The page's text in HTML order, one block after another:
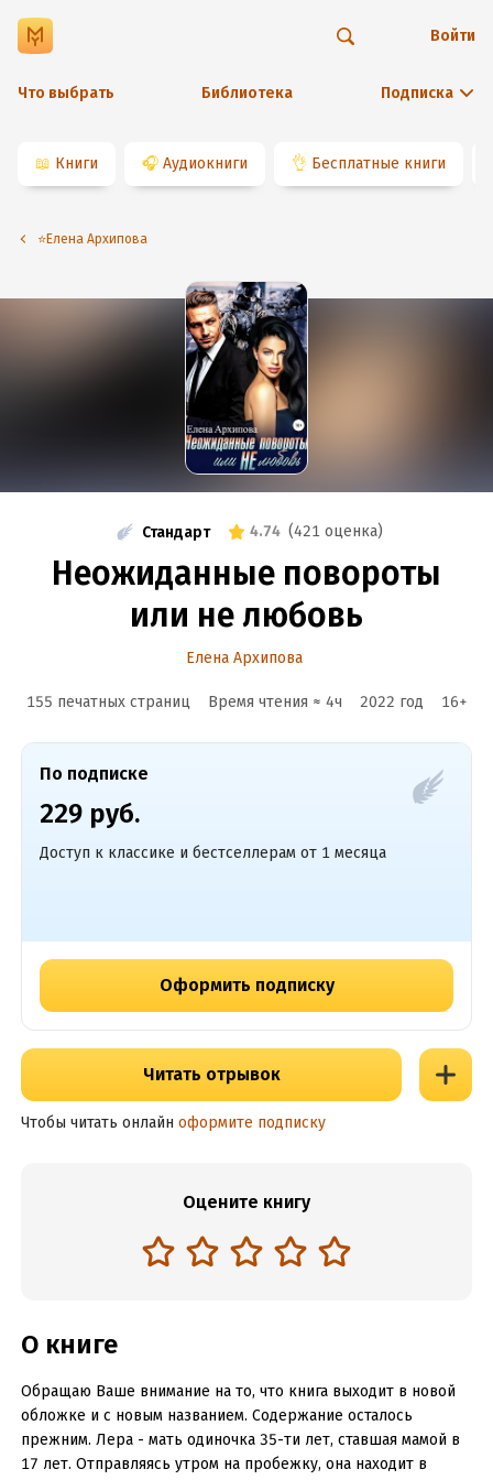
Что выбрать Библиотека Подписка
Войти
📖 Книги 🎧 Аудиокниги 👌 Бесплатные книги
⭐️Елена Архипова
Стандарт 4.74 (421 оценка)
Неожиданные повороты
или не любовь
Елена Архипова
155 печатных страниц Время чтения ≈ 4ч 2022 год 16+
По подписке
229 руб.
Доступ к классике и бестселлерам от 1 месяца
Оформить подписку
Читать отрывок
Чтобы читать онлайн оформите подписку
Оцените книгу
О книге
Обращаю Ваше внимание на то, что книга выходит в новой
обложке и с новым названием. Содержание осталось
прежним. Лера - мать одиночка 35-ти лет, ставшая мамой в
17 лет. Отправляясь утром на пробежку, она находит в